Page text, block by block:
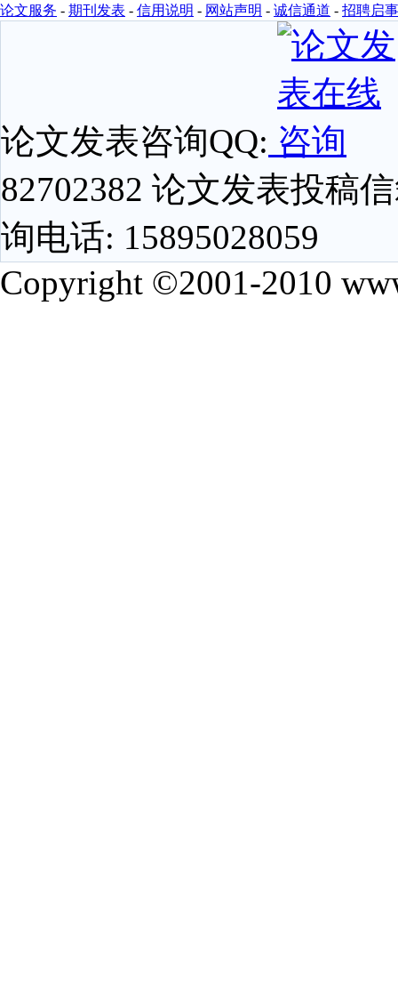
论文服务 - 期刊发表 - 信用说明 - 网站声明 - 诚信通道 - 招聘启事
论文发表咨询QQ:
82702382 论文发表投稿
询电话: 15895028059
Copyright ©2001-2010